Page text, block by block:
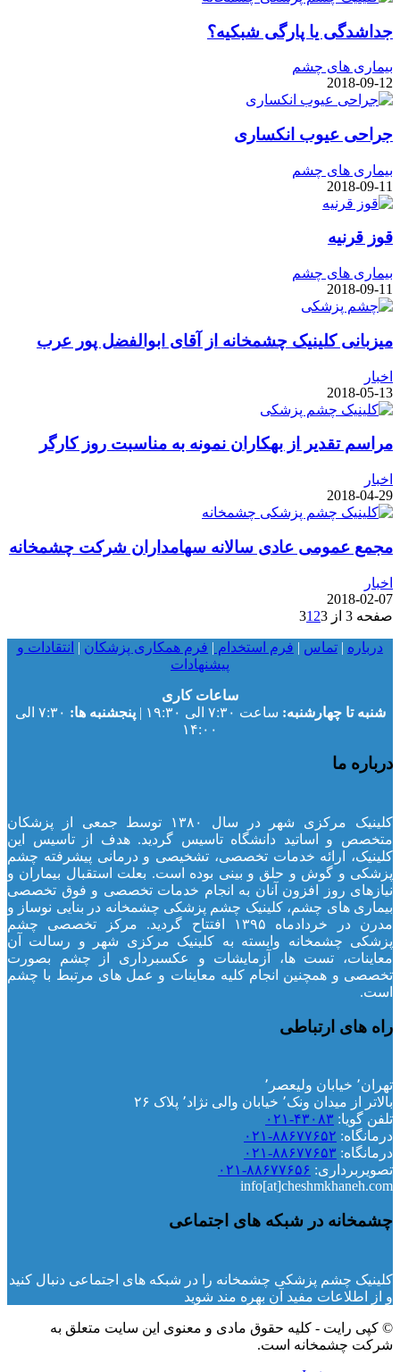
جداشدگی یا پارگی شبکیه؟
بیماری های چشم
2018-09-12
جراحی عیوب انکساری
بیماری های چشم
2018-09-11
قوز قرنیه
بیماری های چشم
2018-09-11
میزبانی کلینیک چشمخانه از آقای ابوالفضل پور عرب
اخبار
2018-05-13
مراسم تقدیر از بهکاران نمونه به مناسبت روز کارگر
اخبار
2018-04-29
مجمع عمومی عادی سالانه سهامداران شرکت چشمخانه
اخبار
2018-02-07
صفحه 3 از 3
1 23
درباره | تماس | فرم استخدام | فرم همکاری پزشکان | انتقادات و
پیشنهادات
ساعات کاری
شنبه تا چهارشنبه: ساعت ۷:۳۰ الی ۱۹:۳۰ | پنجشنبه ها:
۷:۳۰ الی
۱۴:۰۰
درباره ما
کلینیک مرکزی شهر در سال ۱۳۸۰ توسط جمعی از پزشکان
متخصص و اساتید دانشگاه تاسیس گردید. هدف از تاسیس این
کلینیک، ارائه خدمات تخصصی، تشخیصی و درمانی پیشرفته چشم
پزشکی و گوش و حلق و بینی بوده است. بعلت استقبال بیماران و
نیازهای روز افزون آنان به انجام خدمات تخصصی و فوق تخصصی
بیماری های چشم، کلینیک چشم پزشکی چشمخانه در بنایی نوساز و
مدرن در خردادماه ۱۳۹۵ افتتاح گردید. مرکز تخصصی چشم
پزشکی چشمخانه وابسته به کلینیک مرکزی شهر و رسالت آن
معاینات، تست ها، آزمایشات و عکسبرداری از چشم بصورت
تخصصی و همچنین انجام کلیه معاینات و عمل های مرتبط با چشم
است.
راه های ارتباطی
تهران٬ خیابان ولیعصر٬
بالاتر از میدان ونک٬ خیابان والی نژاد٬ پلاک ۲۶
تلفن گویا: ۴۳۰۸۳-۰۲۱
درمانگاه: ۸۸۶۷۷۶۵۲-۰۲۱
درمانگاه: ۸۸۶۷۷۶۵۳-۰۲۱
تصویربرداری: ۸۸۶۷۷۶۵۶-۰۲۱
info[at]cheshmkhaneh.com
چشمخانه در شبکه های اجتماعی
کلینیک چشم پزشکی چشمخانه را در شبکه های اجتماعی دنبال کنید
و از اطلاعات مفید آن بهره مند شوید
© کپی رایت - کلیه حقوق مادی و معنوی این سایت متعلق به
شرکت چشمخانه است.